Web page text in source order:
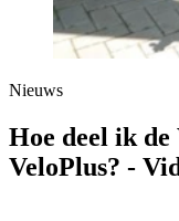
Nieuws
Hoe deel ik
VeloPlus? -